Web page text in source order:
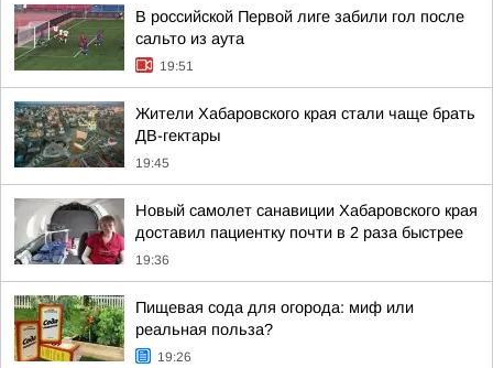
В российской Первой лиге забили гол после
сальто из аута
19:51
Жители Хабаровского края стали чаще брать
ДВ-гектары
19:45
Новый самолет санавиции Хабаровского края
доставил пациентку почти в 2 раза быстрее
19:36
Пищевая сода для огорода: миф или
реальная польза?
19:26